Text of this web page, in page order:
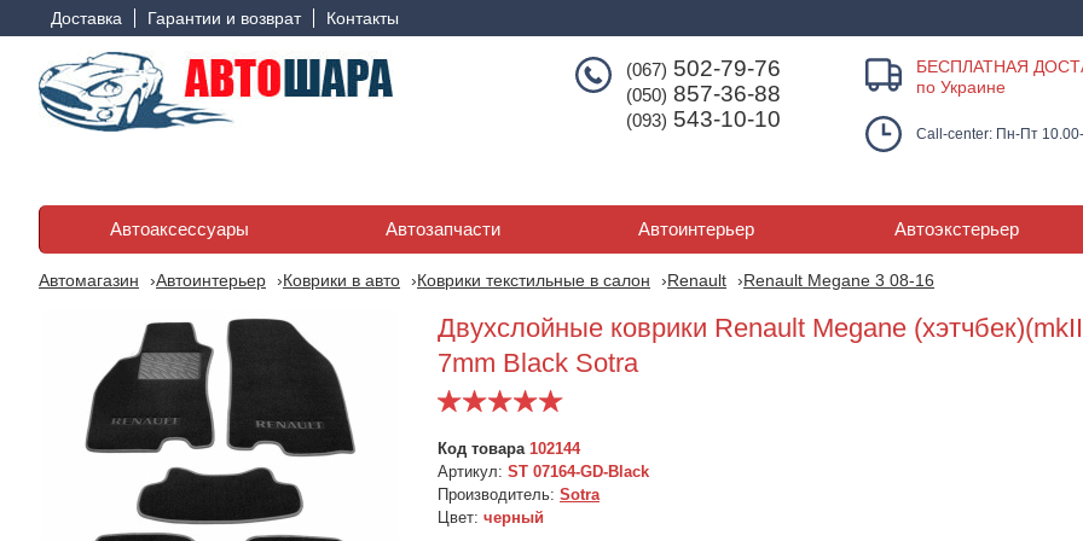
Доставка Гарантии и возврат Контакты
(067) 502-79-76
(050) 857-36-88
(093) 543-10-10
БЕСПЛАТНАЯ
по Украине
Call-center: Пн-Пт
Автоаксессуары Автозапчасти Автоинтерьер Автоэкстерьер
Автомагазин Автоинтерьер Коврики в авто Коврики текстильные в салон Renault Renault Megane 3 08-16
Двухслойные коврики Renault Megane
7mm Black Sotra
Код товара 102144
Артикул: ST 07164-GD-Black
Производитель: Sotra
Цвет: черный